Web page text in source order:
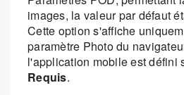
images, la valeur par défaut
Cette option s'affiche
paramètre Photo du
l'application mobile est défini
Requis.